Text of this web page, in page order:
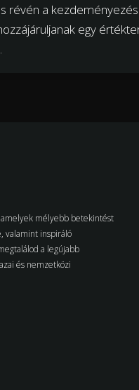
révén a
egy
mélyebb betekintést
valamint inspiráló
a legújabb
és nemzetközi